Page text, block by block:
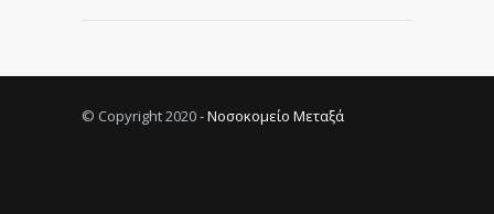
© Copyright 2020 -Νοσοκομείο Μεταξά